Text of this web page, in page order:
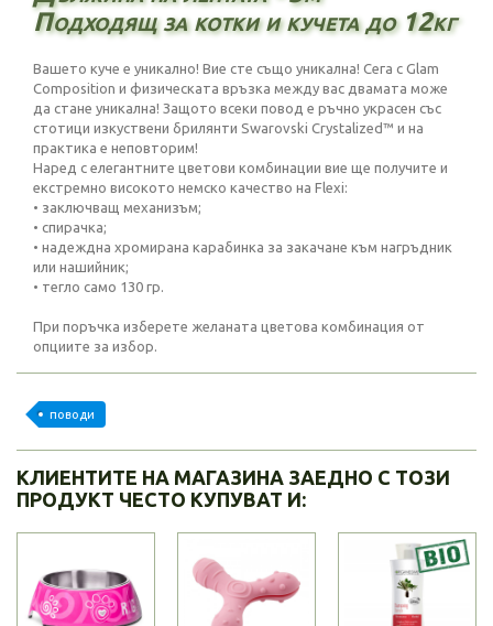
Подходящ за котки и кучета до 12кг
Вашето куче е уникално! Вие сте също уникална! Сега с Glam
Composition и физическата връзка между вас двамата може
да стане уникална! Защото всеки повод е ръчно украсен със
стотици изкуствени брилянти Swarovski Crystalized™ и на
практика е неповторим!
Наред с елегантните цветови комбинации вие ще получите и
екстремно високото немско качество на Flexi:
• заключващ механизъм;
• спирачка;
• надеждна хромирана карабинка за закачане към нагръдник
или нашийник;
• тегло само 130 гр.
При поръчка изберете желаната цветова комбинация от
опциите за избор.
поводи
КЛИЕНТИТЕ НА МАГАЗИНА ЗАЕДНО С ТОЗИ
ПРОДУКТ ЧЕСТО КУПУВАТ И: